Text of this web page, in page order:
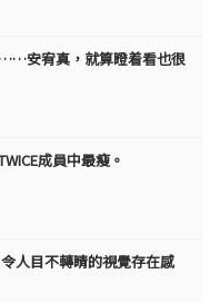
安宥真，就算瞪着看也很
成員中最瘦。
令人目不轉睛的視覺存在感